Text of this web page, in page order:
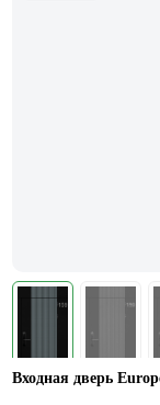
Входная дверь